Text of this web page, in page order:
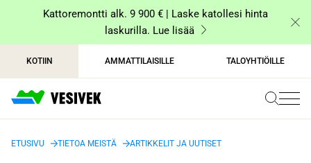
sisältöönKattoremontti alk. 9 900 € | Laske katollesi hinta
laskurilla. Lue lisää
KOTIIN AMMATTILAISILLE TALOYHTIÖILLE
ETUSIVU TIETOA MEISTÄ ARTIKKELIT JA UUTISET